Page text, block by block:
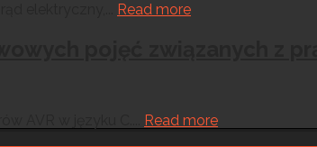
Read more
Read more